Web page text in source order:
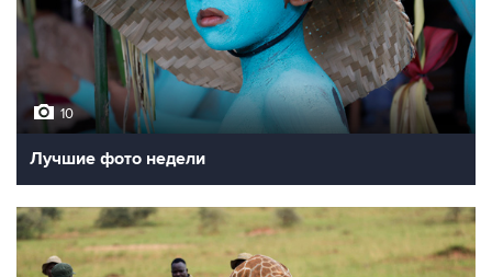
10
Лучшие фото недели